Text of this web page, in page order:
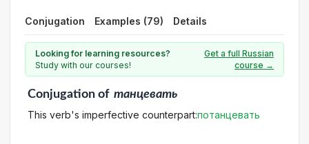
Conjugation Examples (79) Details
Looking for learning resources?
Study with our courses!
Get a full Russian
course →
Conjugationof танцевать
This verb's imperfective counterpart:потанцевать